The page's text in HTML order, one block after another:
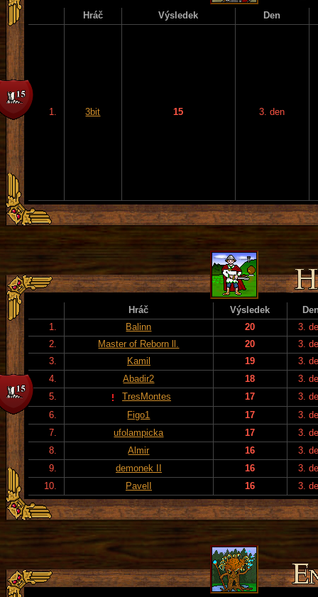
Hráč Výsledek Den
1. 3bit 15 3. den
Hráč Výsledek
1.
Balinn 20
3.
2.
Master of Reborn ll. 20
3.
3.
Kamil 19
3.
4.
Abadir2 18
3.
5.
TresMontes 17
3.
6.
Figo1 17
3.
7.
ufolampicka 17
3.
8.
Almir 16
3.
9.
demonek II 16
3.
10.
PavelI 16 3.